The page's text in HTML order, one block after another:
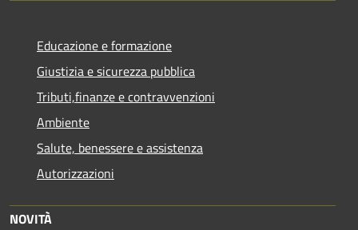
Educazione e formazione
Giustizia e sicurezza pubblica
Tributi,finanze e contravvenzioni
Ambiente
Salute, benessere e assistenza
Autorizzazioni
NOVITÀ